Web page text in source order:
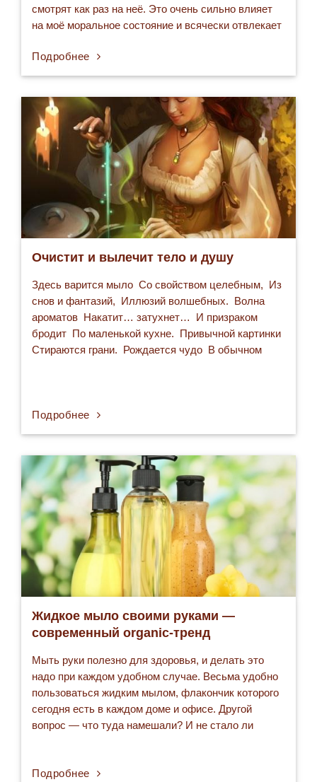
смотрят как раз на неё. Это очень сильно влияет
на моё моральное состояние и всячески отвлекает
меня новым жильём!» С жалобой приехала
разбираться специальная комиссия. — Ну,
Подробнее
Очистит и вылечит тело и душу
Здесь варится мыло Со свойством целебным, Из
снов и фантазий, Иллюзий волшебных. Волна
ароматов Накатит… затухнет… И призраком
бродит По маленькой кухне. Привычной картинки
Стираются грани. Рождается чудо В обычном
застынет Чудная затея… …
Подробнее
Жидкое мыло своими руками —
современный organic-тренд
Мыть руки полезно для здоровья, и делать это
надо при каждом удобном случае. Весьма удобно
пользоваться жидким мылом, флакончик которого
сегодня есть в каждом доме и офисе. Другой
вопрос — что туда намешали? И не стало ли
невозможно, поэтому, если мы хотим иметь
Подробнее